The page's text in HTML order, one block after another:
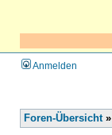
Anmelden
Foren-Übersicht»